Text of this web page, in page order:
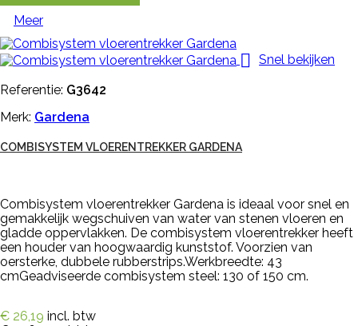
Meer
 Snel bekijken
Referentie: G3642
Merk: Gardena
COMBISYSTEM VLOERENTREKKER GARDENA
Combisystem vloerentrekker Gardena is ideaal voor snel en
gemakkelijk wegschuiven van water van stenen vloeren en
gladde oppervlakken. De combisystem vloerentrekker heeft
een houder van hoogwaardig kunststof. Voorzien van
oersterke, dubbele rubberstrips.Werkbreedte: 43
cmGeadviseerde combisystem steel: 130 of 150 cm.
€ 26,19 incl. btw